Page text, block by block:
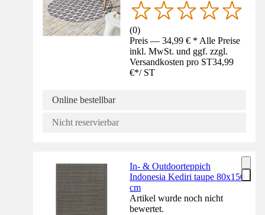
(0)
Preis — 34,99 € * Alle Preise
inkl. MwSt. und ggf. zzgl.
Versandkosten pro ST34,99
€*/ ST
Online bestellbar
Nicht reservierbar
In- & Outdoorteppich
Indonesia Kediri taupe 80x150
cm
Artikel wurde noch nicht
bewertet.